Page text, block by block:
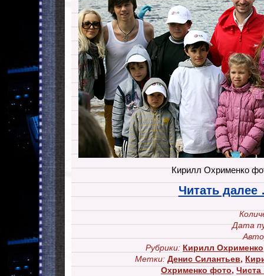
Кирилл Охрименко
Читать
Дата
Рубрики: Кирилл Охрименко
Метки: Денис Силантьев,
Охрименко фото, Чиста